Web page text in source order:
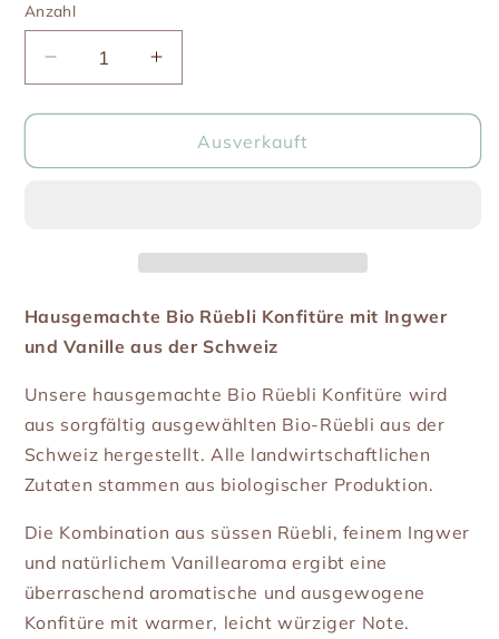
Anzahl
Anzahl
Verringere
die
Menge
Rüebli
Erhöhe
die
Menge
Rüebli
Ausverkauft
Hausgemachte Bio Rüebli Konfitüre mit Ingwer
und Vanille aus der Schweiz
Unsere hausgemachte Bio Rüebli Konfitüre wird
aus sorgfältig ausgewählten Bio-Rüebli aus der
Schweiz hergestellt. Alle landwirtschaftlichen
Zutaten stammen aus biologischer Produktion.
Die Kombination aus süssen Rüebli, feinem Ingwer
und natürlichem Vanillearoma ergibt eine
überraschend aromatische und ausgewogene
Konfitüre mit warmer, leicht würziger Note.